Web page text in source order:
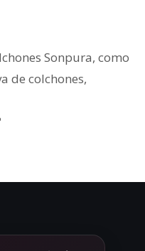
Sonpura,como
de colchones,